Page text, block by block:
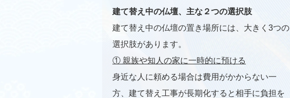
建て替え中の仏壇、主な２つの選択肢
建て替え中の仏壇の置き場所には、大きく3つの
選択肢があります。
① 親族や知人の家に一時的に預ける
身近な人に頼める場合は費用がかからない一
方、建て替え工事が長期化すると相手に負担を